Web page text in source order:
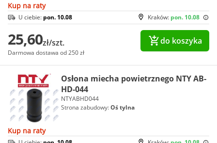
Kup na raty
Kraków: pon. 10.08
U ciebie: pon. 10.08
25,60zł/szt.
Darmowa dostawa od 250 zł
do koszyka
Osłona miecha powietrznego NTY AB-
HD-044
NTYABHD044
Strona zabudowy:Oś tylna
Kup na raty